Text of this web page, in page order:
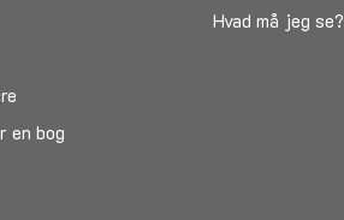
en bog
Hvad må jeg se?